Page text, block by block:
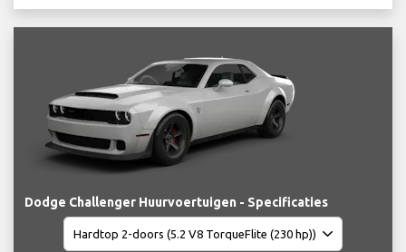
Dodge Challenger Huurvoertuigen - Specificaties